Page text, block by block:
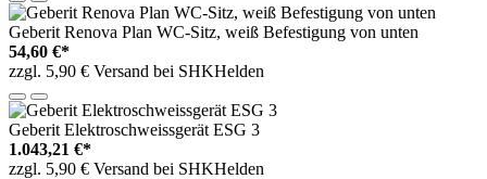
Geberit Renova Plan WC-Sitz, weiß Befestigung von unten
54,60 €*
zzgl. 5,90 € Versand bei SHKHelden
Geberit Elektroschweissgerät ESG 3
1.043,21 €*
zzgl. 5,90 € Versand bei SHKHelden